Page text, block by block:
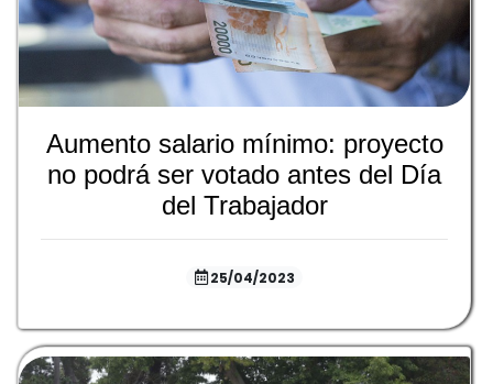
Aumento salario mínimo: proyecto
no podrá ser votado antes del Día
del Trabajador
25/04/2023